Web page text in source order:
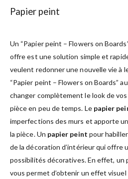
Papier peint
Un “Papier peint – Flowers on
offre est une solution simple et
veulent redonner une nouvelle vie à
“Papier peint – Flowers on Boards”
changer complètement le look de
pièce en peu de temps. Le papier
imperfections des murs et apporte
la pièce. Un papier peint pour
de la décoration d’intérieur qui offre
possibilités décoratives. En effet, un
vous permet d’obtenir un effet